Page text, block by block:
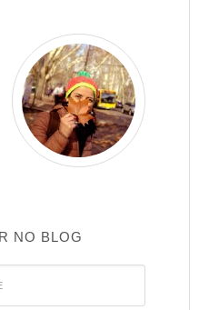
NO BLOG